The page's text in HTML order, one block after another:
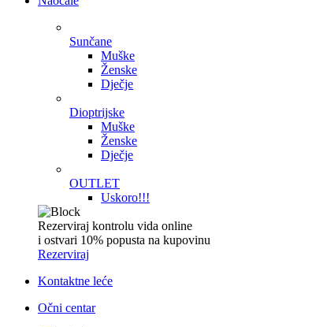
Sunčane
Muške
Ženske
Dječje
Dioptrijske
Muške
Ženske
Dječje
OUTLET
Uskoro!!!
Rezerviraj kontrolu vida online
i ostvari 10% popusta na kupovinu
Rezerviraj
Kontaktne leće
Očni centar